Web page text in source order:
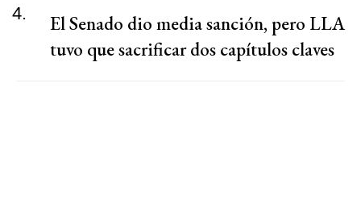
4.
El Senado dio media sanción, pero LLA
tuvo que sacrificar dos capítulos claves